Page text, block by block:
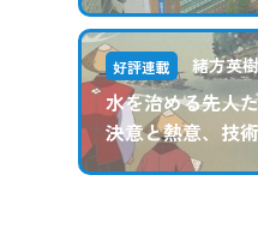
好評連載 緒方英樹
水を治める先人
決意と熱意、技